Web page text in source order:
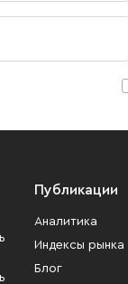
Публикации
Аналитика
Индексы рынка
Блог